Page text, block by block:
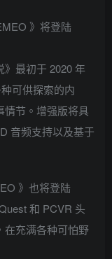
最初于 2020 年
可供探索的内
情节。增强版将具
音频支持以及基于
》也将登陆
和 PCVR 头
在充满各种可怕野